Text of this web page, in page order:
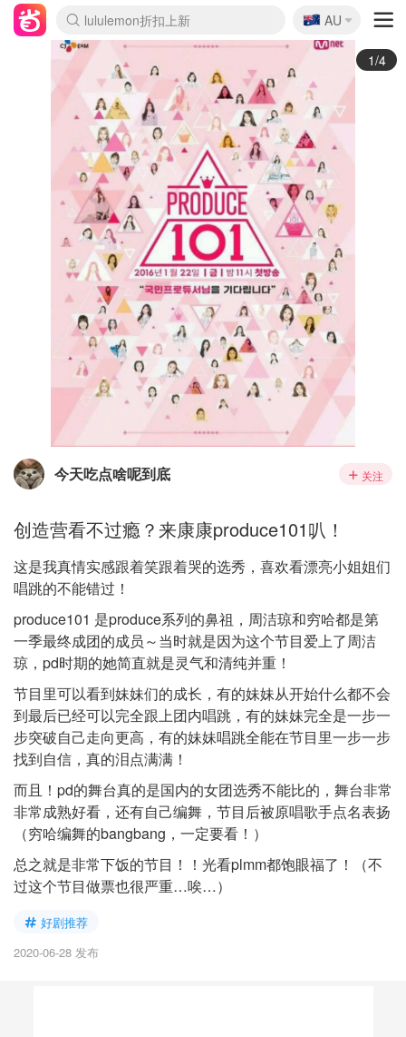
lululemon折扣上新
Sasa美妆护肤3.5折
SSENSE年中3折
FreshBeauty好价汇总
Cettire降价+叠9折
Farfetch折上8折
WWS Coles超市实拍
viagogo二手票捡漏
Myer清仓1折起
The Outnet奢牌1折起
David Jones 3折起
Flannels大牌1折
Perfumes Club护肤1折
AMIRO返校季6.2折
Oweek抽奖送Airpods
Amazon折扣汇总
eToro入金$200送$50
Amazon数码好物
ICONIC本周7.5折
ThedoubleF高奢地板价
Moose Knuckles 6折
丝芙兰5折起
EUFY官网3.7折起
Selenichast首饰2折
Trip机票酒店促销
YSL送5件彩妆礼
Amazon家居好物
BIGBANG巡演开票
David Jones时尚3折
Amazon美妆护肤
雅漾大喷$8
过敏原检测盒$33
伊索独家赠50ml沐浴露
科颜氏清仓3折
SEALIFE海洋馆门票6折
丝塔芙大白罐$16
订阅Newsletter送香薰
Cult Beauty 6.8折
Harrods圣诞日历2.3折
LN-CC奢牌私促3折
d'Alba空姐喷雾$16
EVE LOM套装逆天2折
Bernardelli独家4折
Adore Beauty 6折起
CT圣诞日历
Mytheresa奢品2.7折
Luxury Escapes 9折
Currentbody美容仪9折
卡诗9折+赠4件礼
MOON Garden Live
ALLSAINTS美衣3折
Roborock扫地机3.7折
Tingo Life水杯$24
Valentino官网5折
CR洗发护发6.3折
🇦🇺
AU
2/4
今天吃点啥呢到底 关注
创造营看不过瘾？来康康produce101叭！
这是我真情实感跟着笑跟着哭的选秀，喜欢看漂亮小姐姐们
唱跳的不能错过！
produce101 是produce系列的鼻祖，周洁琼和穷哈都是第
一季最终成团的成员～当时就是因为这个节目爱上了周洁
琼，pd时期的她简直就是灵气和清纯并重！
节目里可以看到妹妹们的成长，有的妹妹从开始什么都不会
到最后已经可以完全跟上团内唱跳，有的妹妹完全是一步一
步突破自己走向更高，有的妹妹唱跳全能在节目里一步一步
找到自信，真的泪点满满！
而且！pd的舞台真的是国内的女团选秀不能比的，舞台非常
非常成熟好看，还有自己编舞，节目后被原唱歌手点名表扬
（穷哈编舞的bangbang，一定要看！）
总之就是非常下饭的节目！！光看plmm都饱眼福了！（不
过这个节目做票也很严重…唉…）
好剧推荐
2020-06-28 发布